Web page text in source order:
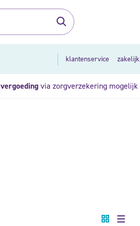
klantenservice zakelijk
vergoedingvia zorgverzekering mogelijk